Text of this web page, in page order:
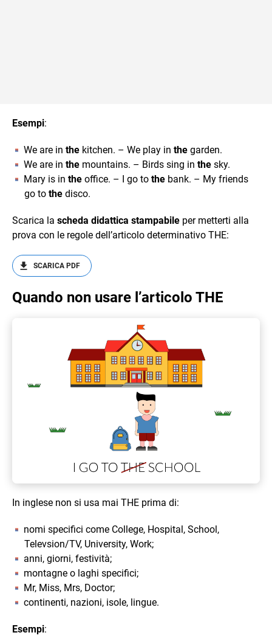
Esempi:
We are in the kitchen. – We play in the garden.
We are in the mountains. – Birds sing in the sky.
Mary is in the office. – I go to the bank. – My friends
go to the disco.
Scarica la scheda didattica stampabile per metterti alla
prova con le regole dell’articolo determinativo THE:
SCARICA PDF
Quando non usare l’articolo THE
In inglese non si usa mai THE prima di:
nomi specifici come College, Hospital, School,
Televsion/TV, University, Work;
anni, giorni, festività;
montagne o laghi specifici;
Mr, Miss, Mrs, Doctor;
continenti, nazioni, isole, lingue.
Esempi: